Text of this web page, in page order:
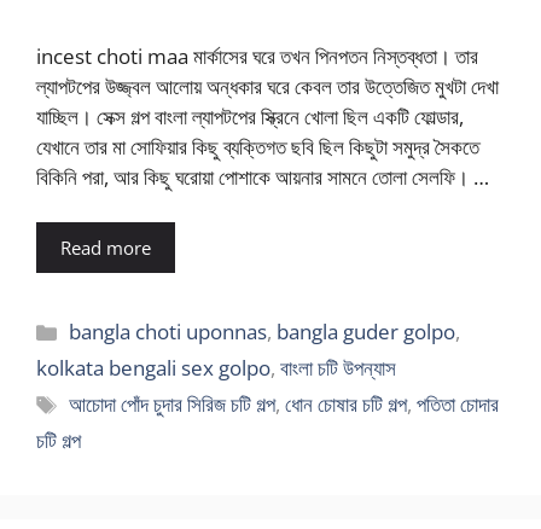
incest choti maa মার্কাসের ঘরে তখন পিনপতন নিস্তব্ধতা। তার
ল্যাপটপের উজ্জ্বল আলোয় অন্ধকার ঘরে কেবল তার উত্তেজিত মুখটা দেখা
যাচ্ছিল। সেক্স গল্প বাংলা ল্যাপটপের স্ক্রিনে খোলা ছিল একটি ফোল্ডার,
যেখানে তার মা সোফিয়ার কিছু ব্যক্তিগত ছবি ছিল কিছুটা সমুদ্র সৈকতে
বিকিনি পরা, আর কিছু ঘরোয়া পোশাকে আয়নার সামনে তোলা সেলফি। …
Read more
Categories
bangla choti uponnas, bangla guder golpo,
kolkata bengali sex golpo, বাংলা চটি উপন্যাস
Tags
আচোদা পোঁদ চুদার সিরিজ চটি গল্প,ধোন চোষার চটি গল্প,পতিতা চোদার
চটি গল্প